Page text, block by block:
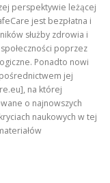
perspektywie leżącej
jest bezpłatna i
służby zdrowia i
poprzez
Ponadto nowi
jej
na której
o najnowszych
naukowych w tej